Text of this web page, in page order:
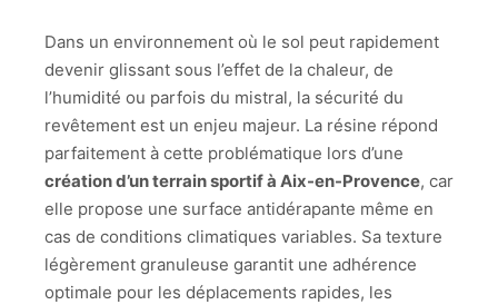
Dans un environnement où le sol peut rapidement
devenir glissant sous l’effet de la chaleur, de
l’humidité ou parfois du mistral, la sécurité du
revêtement est un enjeu majeur. La résine répond
parfaitement à cette problématique lors d’une
création d’un terrain sportif à Aix-en-Provence, car
elle propose une surface antidérapante même en
cas de conditions climatiques variables. Sa texture
légèrement granuleuse garantit une adhérence
optimale pour les déplacements rapides, les